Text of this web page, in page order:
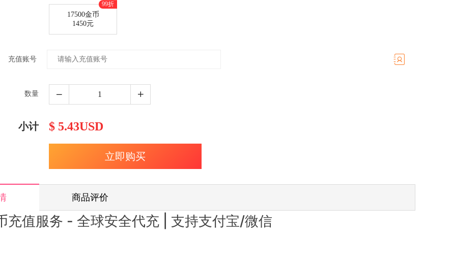
99折
17500金币
1450元
充值账号
数量
小计 $ 5.43USD
商品评价
充值服务 - 全球安全代充 | 支持支付宝/微信